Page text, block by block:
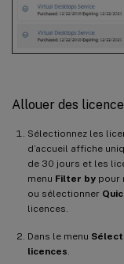
Allouer des
Sélectionnez les
d’accueil affiche
de 30 jours et les
menu Filter by pour
ou sélectionner
licences.
Dans le menu
licences